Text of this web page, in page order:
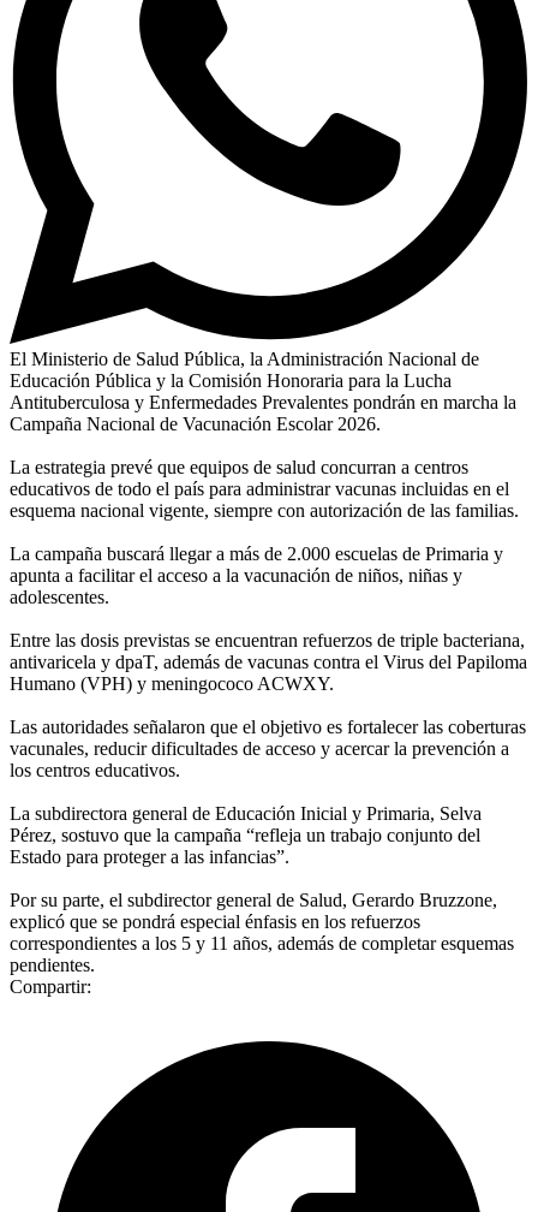
El Ministerio de Salud Pública, la Administración Nacional de
Educación Pública y la Comisión Honoraria para la Lucha
Antituberculosa y Enfermedades Prevalentes pondrán en marcha la
Campaña Nacional de Vacunación Escolar 2026.
La estrategia prevé que equipos de salud concurran a centros
educativos de todo el país para administrar vacunas incluidas en el
esquema nacional vigente, siempre con autorización de las familias.
La campaña buscará llegar a más de 2.000 escuelas de Primaria y
apunta a facilitar el acceso a la vacunación de niños, niñas y
adolescentes.
Entre las dosis previstas se encuentran refuerzos de triple bacteriana,
antivaricela y dpaT, además de vacunas contra el Virus del Papiloma
Humano (VPH) y meningococo ACWXY.
Las autoridades señalaron que el objetivo es fortalecer las coberturas
vacunales, reducir dificultades de acceso y acercar la prevención a
los centros educativos.
La subdirectora general de Educación Inicial y Primaria, Selva
Pérez, sostuvo que la campaña “refleja un trabajo conjunto del
Estado para proteger a las infancias”.
Por su parte, el subdirector general de Salud, Gerardo Bruzzone,
explicó que se pondrá especial énfasis en los refuerzos
correspondientes a los 5 y 11 años, además de completar esquemas
pendientes.
Compartir: